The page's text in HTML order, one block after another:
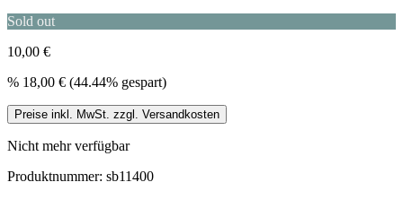
Sold out
10,00 €
% 18,00 € (44.44% gespart)
Preise inkl. MwSt. zzgl. Versandkosten
Nicht mehr verfügbar
Produktnummer: sb11400